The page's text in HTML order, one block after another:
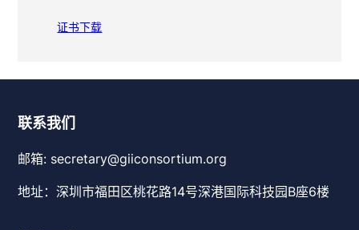
证书下载
联系我们
邮箱: secretary@giiconsortium.org
地址：深圳市福田区桃花路14号深港国际科技园B座6楼